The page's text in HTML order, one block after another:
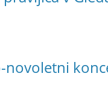
novoletni